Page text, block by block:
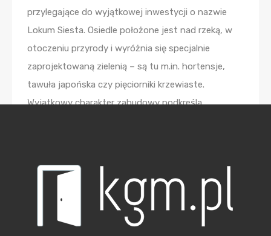
przylegające do wyjątkowej inwestycji o nazwie
Lokum Siesta. Osiedle położone jest nad rzeką, w
otoczeniu przyrody i wyróżnia się specjalnie
zaprojektowaną zielenią – są tu m.in. hortensje,
tawuła japońska czy pięciorniki krzewiaste.
Wyjątkowy charakter zabudowy podkreślą
więcej informacji